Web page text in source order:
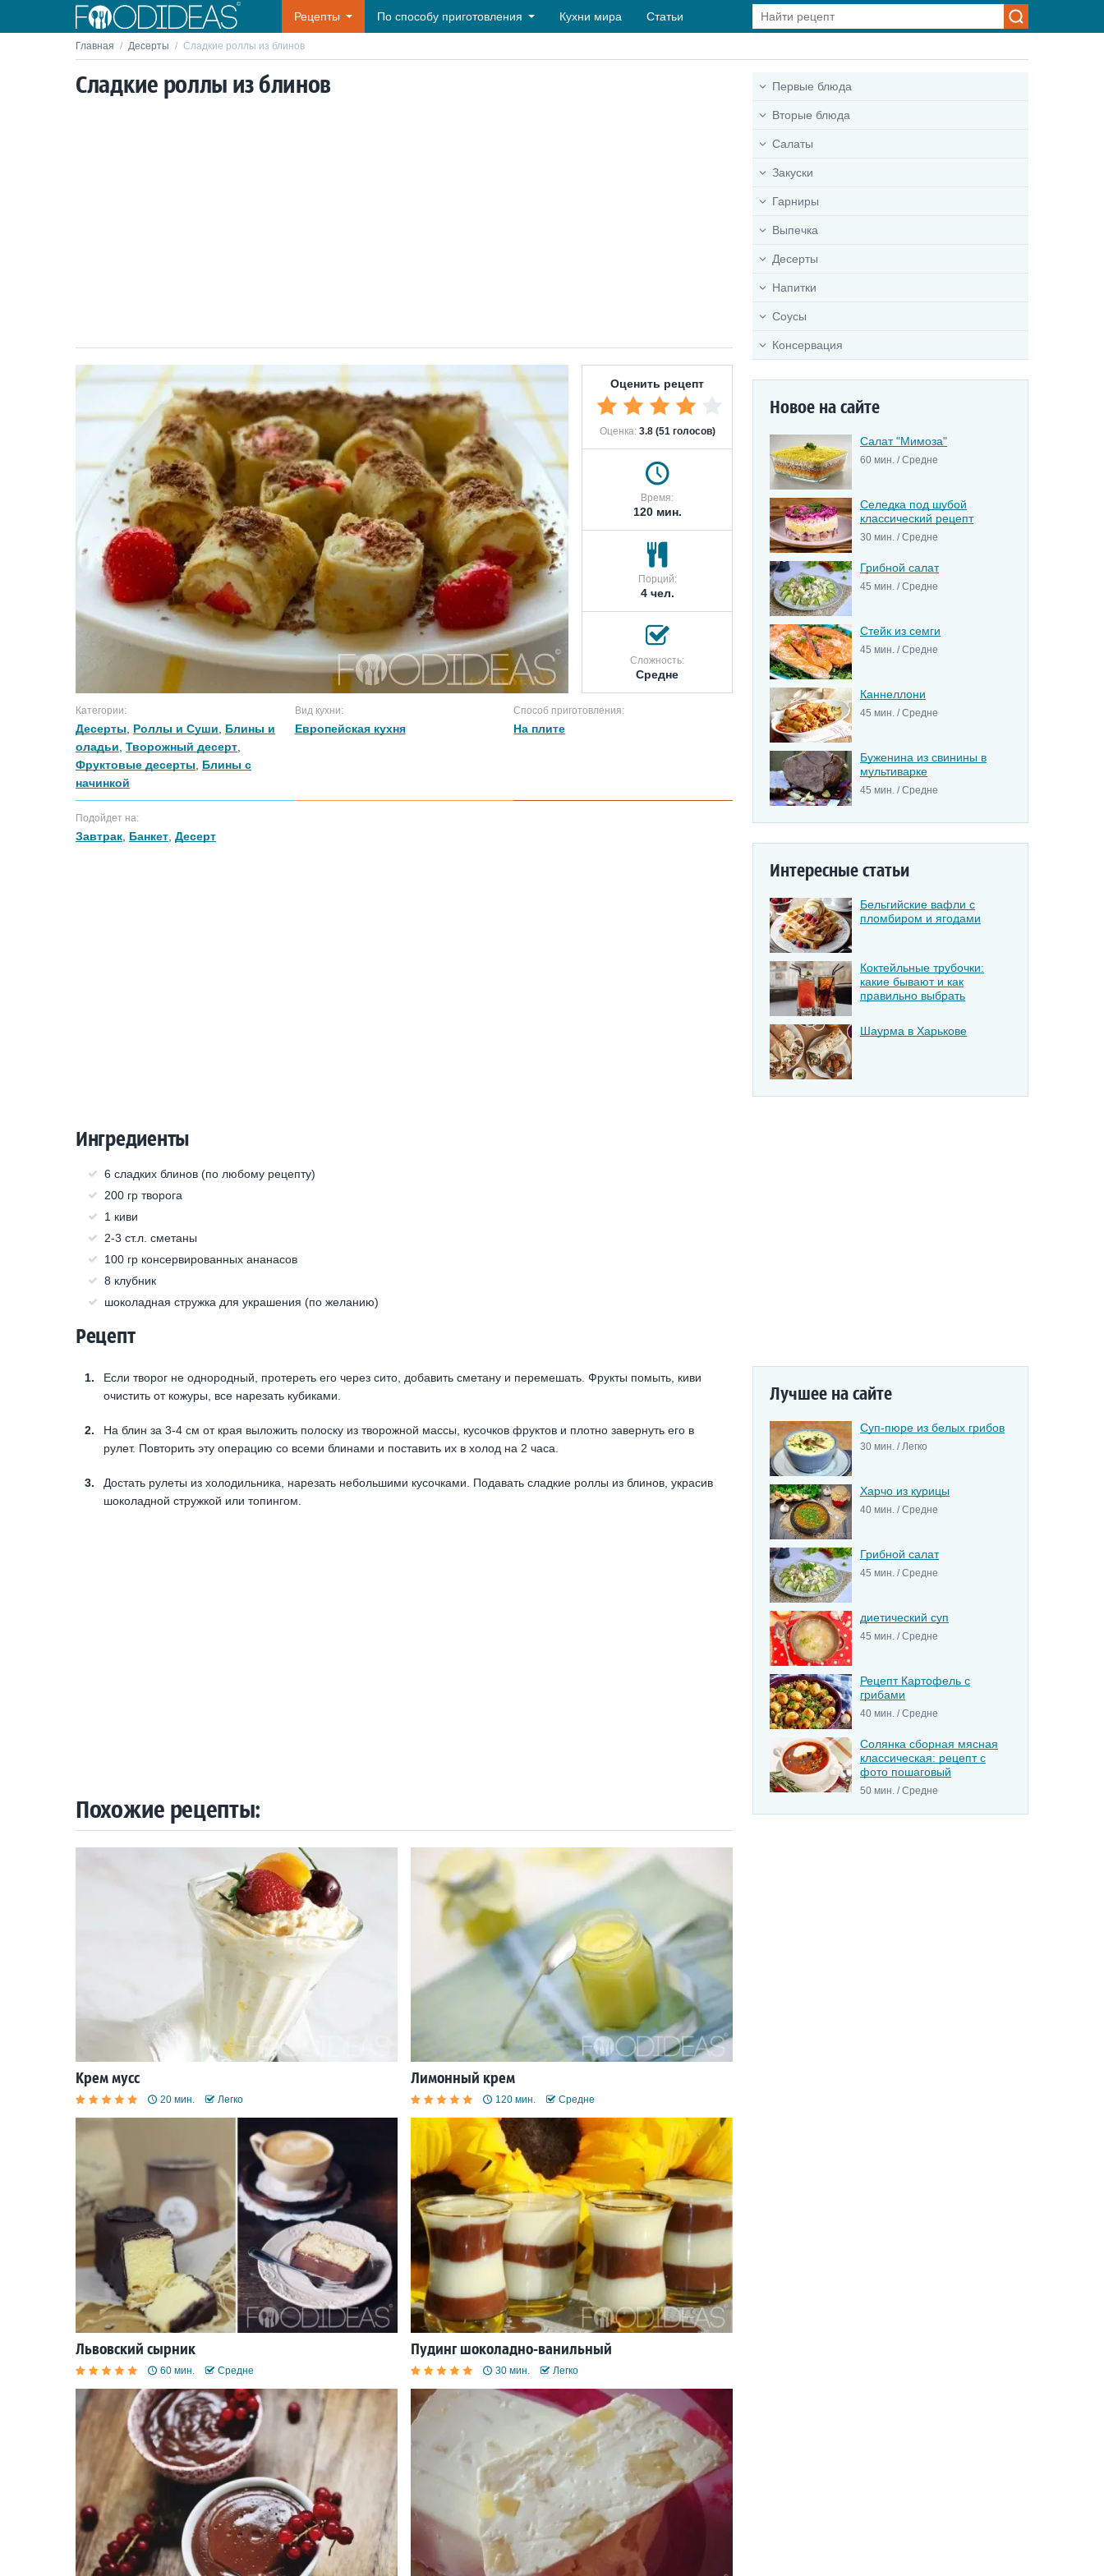
Рецепты По способу приготовления Кухни мира Статьи
Главная / Десерты / Сладкие роллы из блинов
Сладкие роллы из блинов
Оценить рецепт
Оценка: 3.8 (51 голосов)
Время:
120 мин.
Порций:
4 чел.
Сложность:
Средне
Категории:
Десерты Роллы и Суши
Блины и
оладьи Творожный десерт
Фруктовые десерты
Блины с
начинкой
Вид кухни:
Европейская кухня
Способ приготовления:
На плите
Подойдет на:
Завтрак Банкет Десерт
Ингредиенты
6 сладких блинов (по любому рецепту)
200 гр творога
1 киви
2-3 ст.л. сметаны
100 гр консервированных ананасов
8 клубник
шоколадная стружка для украшения (по желанию)
Рецепт
Если творог не однородный, протереть его через сито, добавить сметану и перемешать. Фрукты помыть, киви
очистить от кожуры, все нарезать кубиками.
На блин за 3-4 см от края выложить полоску из творожной массы, кусочков фруктов и плотно завернуть его в
рулет. Повторить эту операцию со всеми блинами и поставить их в холод на 2 часа.
Достать рулеты из холодильника, нарезать небольшими кусочками. Подавать сладкие роллы из блинов, украсив
шоколадной стружкой или топингом.
Похожие рецепты:
Крем мусс
20 мин. Легко
Лимонный крем
120 мин. Средне
Львовский сырник
60 мин. Средне
Пудинг шоколадно-ванильный
30 мин. Легко
Первые блюда
Вторые блюда
Салаты
Закуски
Гарниры
Выпечка
Десерты
Напитки
Соусы
Консервация
Новое на сайте
Салат "Мимоза"
60 мин. / Средне
Селедка под шубой
классический рецепт
30 мин. / Средне
Грибной салат
45 мин. / Средне
Стейк из семги
45 мин. / Средне
Каннеллони
45 мин. / Средне
Буженина из свинины в
мультиварке
45 мин. / Средне
Интересные статьи
Бельгийские вафли с
пломбиром и ягодами
Коктейльные трубочки:
какие бывают и как
правильно выбрать
Шаурма в Харькове
Лучшее на сайте
Суп-пюре из белых грибов
30 мин. / Легко
Харчо из курицы
40 мин. / Средне
Грибной салат
45 мин. / Средне
диетический суп
45 мин. / Средне
Рецепт Картофель с
грибами
40 мин. / Средне
Солянка сборная мясная
классическая: рецепт с
фото пошаговый
50 мин. / Средне